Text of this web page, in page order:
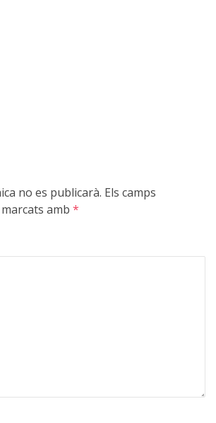
no es publicarà. Els camps
amb *